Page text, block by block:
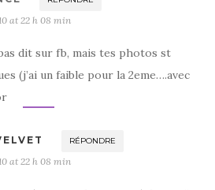
at 22 h 08 min
dit sur fb, mais tes photos st
(j’ai un faible pour la 2eme….avec
RÉPONDRE
at 22 h 08 min